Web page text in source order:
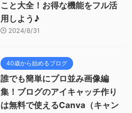
こと大全！お得な機能をフル活
用しよう♪
2024/8/31
40歳から始めるブログ
誰でも簡単にプロ並み画像編
集！ブログのアイキャッチ作り
は無料で使えるCanva（キャン